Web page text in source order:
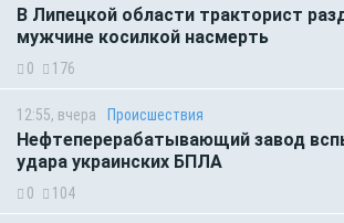
В Липецкой области тракторист
мужчине косилкой насмерть
0 176
12:55, вчера Происшествия
Нефтеперерабатывающий завод
удара украинских БПЛА
0 104